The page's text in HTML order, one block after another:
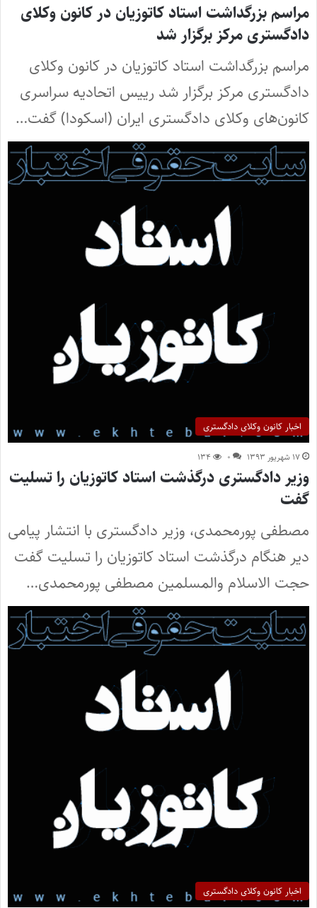
مراسم بزرگداشت استاد کاتوزیان در کانون وکلای
دادگستری مرکز برگزار شد
مراسم بزرگداشت استاد کاتوزیان در کانون وکلای
دادگستری مرکز برگزار شد رییس اتحادیه سراسری
کانون‌های وکلای دادگستری ایران (اسکودا) گفت…
اخبار کانون وکلای دادگستری
۱۷ شهریور ۱۳۹۳ ۰ ۱۳۴
وزیر دادگستری درگذشت استاد کاتوزیان را تسلیت
گفت
مصطفی پورمحمدی، وزیر دادگستری با انتشار پیامی
دیر هنگام درگذشت استاد کاتوزیان را تسلیت گفت
حجت الاسلام والمسلمین مصطفی پورمحمدی…
اخبار کانون وکلای دادگستری